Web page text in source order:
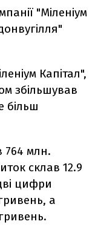
"Міленіум
Капітал",
збільшував
більш
764 млн.
склав 12.9
цифри
а